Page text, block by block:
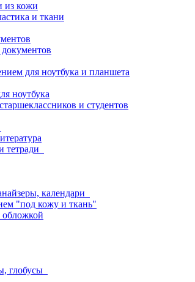
из кожи
и ткани
для ноутбука и планшета
ноутбука
и студентов
тетради
календари
"под кожу и ткань"
глобусы